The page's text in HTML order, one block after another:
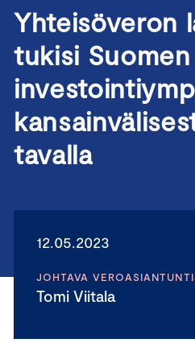
Yhteisöveron
tukisi Suomen
tavalla
12.05.2023
JOHTAVA
Tomi Viitala